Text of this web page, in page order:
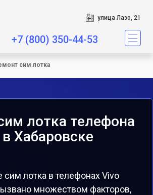
улица Лазо, 21
+7 (800) 350-44-53
сим лотка
лотка телефона
Хабаровске
лотка в телефонах Vivo
множеством факторов,